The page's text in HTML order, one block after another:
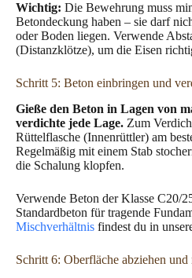
Wichtig: Die Bewehrung muss
Betondeckung haben – sie darf
oder Boden liegen. Verwende
(Distanzklötze), um die Eisen
Schritt 5: Beton einbringen und
Gieße den Beton in Lagen von
verdichte jede Lage. Zum
Rüttelflasche (Innenrüttler) am
Regelmäßig mit einem Stab
die Schalung klopfen.
Verwende Beton der Klasse C20/
Standardbeton für tragende
Mischverhältnis findest du in
Schritt 6: Oberfläche abziehen und